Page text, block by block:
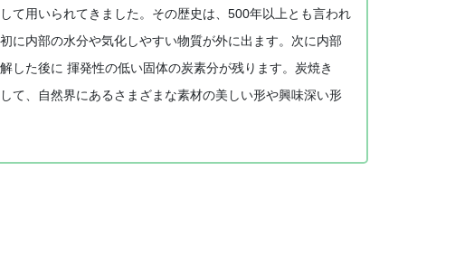
て用いられてきました。その歴史は、500年以上とも言われ
に内部の水分や気化しやすい物質が外に出ます。次に内部
した後に 揮発性の低い固体の炭素分が残ります。炭焼き
て、自然界にあるさまざまな素材の美しい形や興味深い形